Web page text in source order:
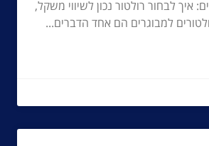
איך לבחור רולטור נכון לשיווי משקל,
למבוגרים הם אחד הדברים...